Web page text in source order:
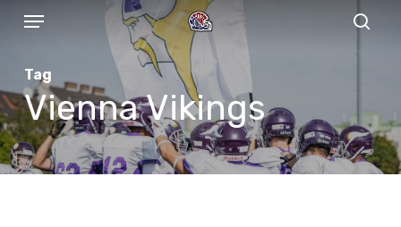
Skip
content
Menu
Tag
Vienna Vikings